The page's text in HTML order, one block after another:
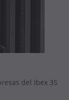
del Ibex 35